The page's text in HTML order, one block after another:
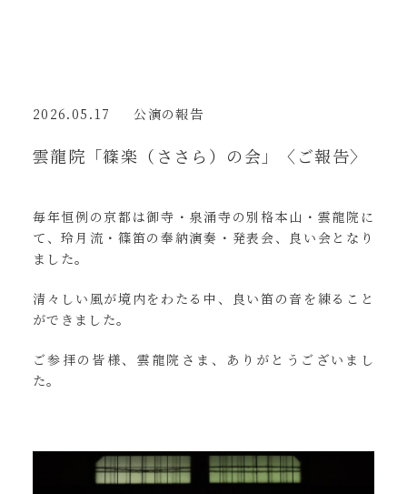
2026.05.17 公演の報告
雲龍院「篠楽（ささら）の会」〈ご報告〉
毎年恒例の京都は御寺・泉涌寺の別格本山・雲龍院に
て、玲月流・篠笛の奉納演奏・発表会、良い会となり
ました。
清々しい風が境内をわたる中、良い笛の音を練ること
ができました。
ご参拝の皆様、雲龍院さま、ありがとうございまし
た。